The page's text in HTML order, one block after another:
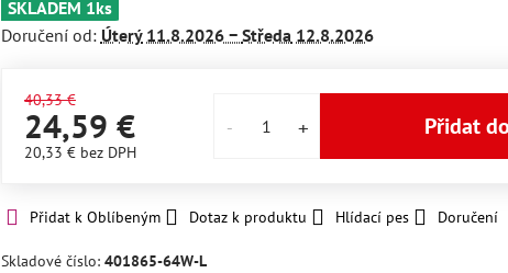
SKLADEM 1ks
Doručení od: Úterý11.8.2026 − Středa12.8.2026
40,33 €
24,59 €
20,33 € bez DPH
Přidat
Přidat k Oblíbeným Dotaz k produktu Hlídací pes Doručení
Skladové číslo: 401865-64W-L